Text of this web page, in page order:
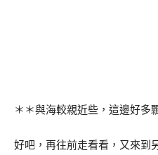
＊＊與海較親近些，這邊好多
好吧，再往前走看看，又來到